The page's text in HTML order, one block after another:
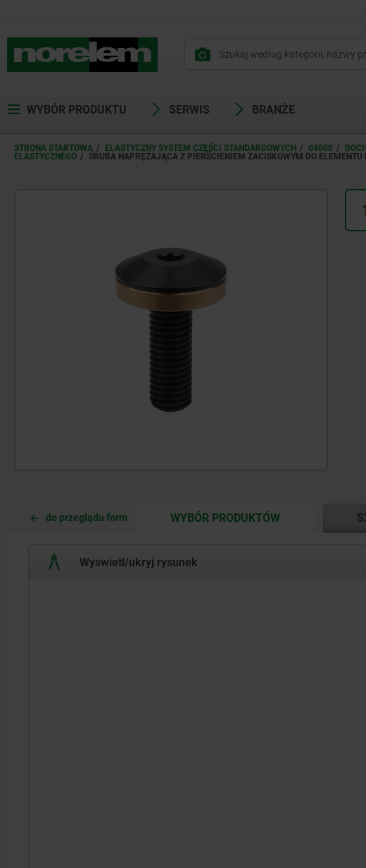
WYBÓR PRODUKTU SERWIS BRANŻE
STRONA STARTOWA ELASTYCZNY SYSTEM CZĘŚCI STANDARDOWYCH 04000
ELASTYCZNEGO
ŚRUBA NAPRĘŻAJĄCA Z PIERŚCIENIEM ZACISKOWYM DO ELEMENTU
do przeglądu form WYBÓR PRODUKTÓWCURRENT
CURRENT
Wyświetl/ukryj rysunek